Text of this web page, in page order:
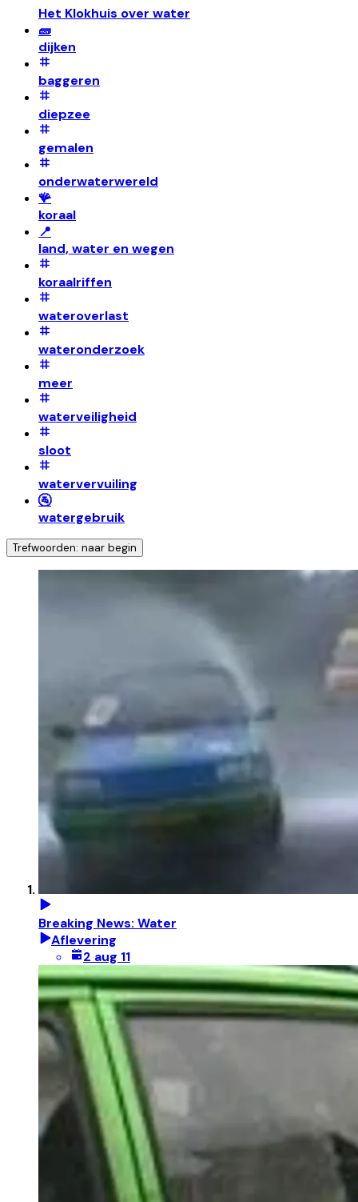
Het Klokhuis over water
🧱
dijken
baggeren
diepzee
gemalen
onderwaterwereld
🪸
koraal
📍
land, water en wegen
koraalriffen
wateroverlast
wateronderzoek
meer
waterveiligheid
sloot
watervervuiling
🚰
watergebruik
Trefwoorden: naar begin
Breaking News: Water
Aflevering
2 aug 11